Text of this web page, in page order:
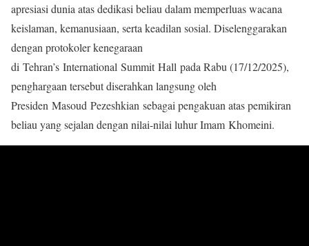
apresiasi dunia atas dedikasi beliau dalam memperluas wacana
keislaman, kemanusiaan, serta keadilan sosial. Diselenggarakan
dengan protokoler kenegaraan
di Tehran’s International Summit Hall pada Rabu (17/12/2025),
penghargaan tersebut diserahkan langsung oleh
Presiden Masoud Pezeshkian sebagai pengakuan atas pemikiran
beliau yang sejalan dengan nilai-nilai luhur Imam Khomeini.